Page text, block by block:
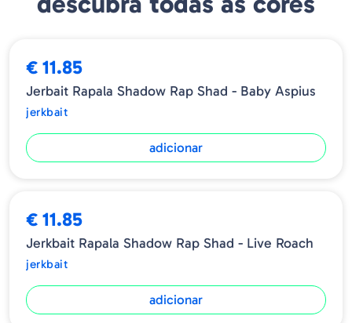
Tamanho - 9cm
€ 11.85
Jerbait Rapala Shadow Rap Shad - Baby Aspius
jerkbait
adicionar
€ 11.85
Jerkbait Rapala Shadow Rap Shad - Live Roach
jerkbait
adicionar